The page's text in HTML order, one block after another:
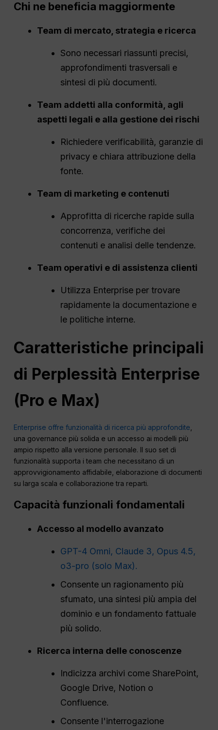
Chi ne beneficia maggiormente
Team di mercato, strategia e ricerca
Sono necessari riassunti precisi,
approfondimenti trasversali e
sintesi di più documenti.
Team addetti alla conformità, agli
aspetti legali e alla gestione dei rischi
Richiedere verificabilità, garanzie di
privacy e chiara attribuzione della
fonte.
Team di marketing e contenuti
Approfitta di ricerche rapide sulla
concorrenza, verifiche dei
contenuti e analisi delle tendenze.
Team operativi e di assistenza clienti
Utilizza Enterprise per trovare
rapidamente la documentazione e
le politiche interne.
Caratteristiche principali
di Perplessità Enterprise
(Pro e Max)
Enterprise offre funzionalità di ricerca più approfondite
una governance più solida e un accesso ai modelli più
ampio rispetto alla versione personale. Il suo set di
funzionalità supporta i team che necessitano di un
approvvigionamento affidabile, elaborazione di documenti
su larga scala e collaborazione tra reparti.
Capacità funzionali fondamentali
Accesso al modello avanzato
GPT-4 Omni, Claude 3, Opus 4.5,
o3-pro (solo Max).
Consente un ragionamento più
sfumato, una sintesi più ampia del
dominio e un fondamento fattuale
più solido.
Ricerca interna delle conoscenze
Indicizza archivi come SharePoint,
Google Drive, Notion o
Confluence.
Consente l'interrogazione